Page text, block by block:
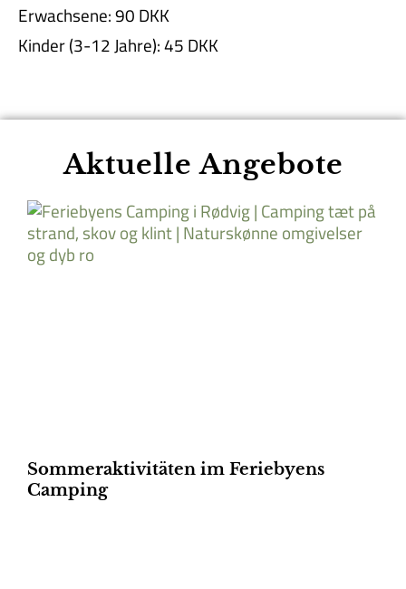
Erwachsene: 90 DKK
Kinder (3-12 Jahre): 45 DKK
Aktuelle Angebote
Sommeraktivitäten im Feriebyens
Camping